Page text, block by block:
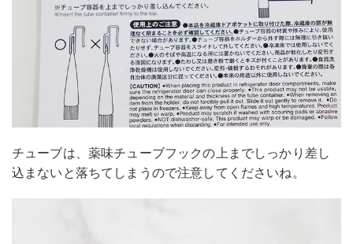
チューブは、薬味チューブフックの上までしっかり差し
込まないと落ちてしまうので注意してくださいね。